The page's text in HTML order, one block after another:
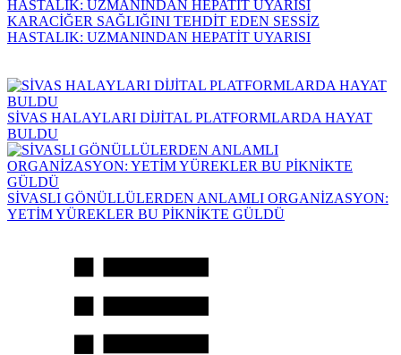
KARACİĞER SAĞLIĞINI TEHDİT EDEN SESSİZ
HASTALIK: UZMANINDAN HEPATİT UYARISI
SİVAS HALAYLARI DİJİTAL PLATFORMLARDA HAYAT
BULDU
SİVASLI GÖNÜLLÜLERDEN ANLAMLI ORGANİZASYON:
YETİM YÜREKLER BU PİKNİKTE GÜLDÜ